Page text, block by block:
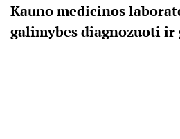
Kauno medicinos
galimybes diagnozuoti ir